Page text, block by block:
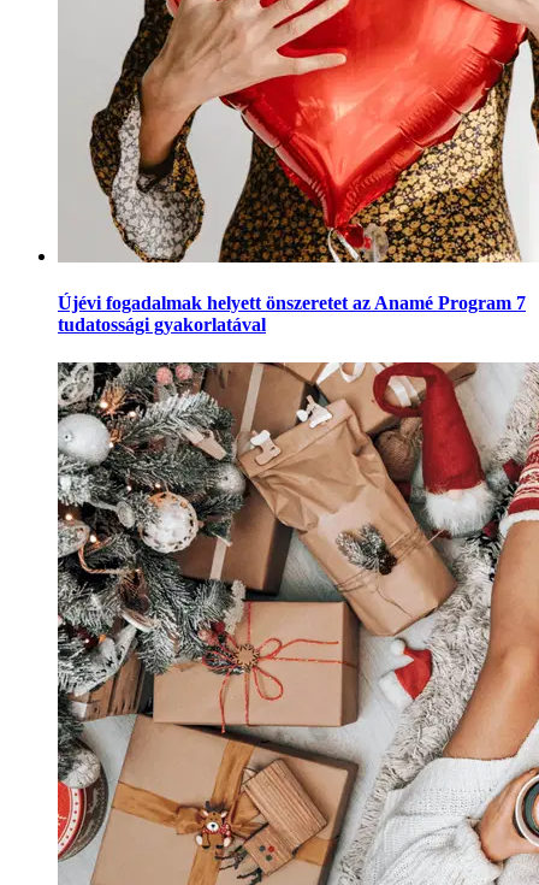
Újévi fogadalmak helyett önszeretet az Anamé Program 7
tudatossági gyakorlatával